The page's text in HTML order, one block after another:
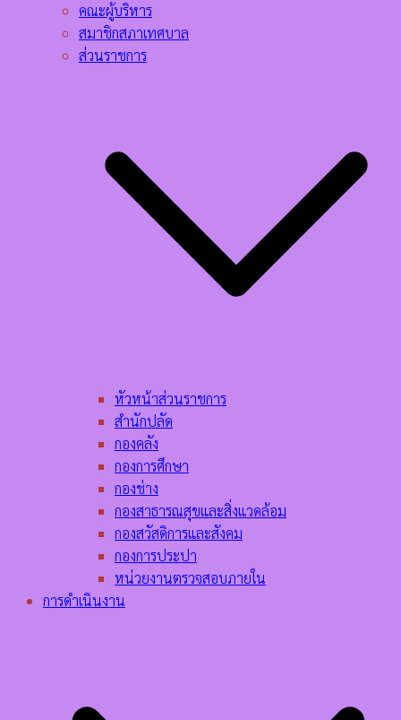
คณะผู้บริหาร
สมาชิกสภาเทศบาล
ส่วนราชการ
หัวหน้าส่วนราชการ
สำนักปลัด
กองคลัง
กองการศึกษา
กองช่าง
กองสาธารณสุขและสิ่งแวดล้อม
กองสวัสดิการและสังคม
กองการประปา
หน่วยงานตรวจสอบภายใน
การดำเนินงาน